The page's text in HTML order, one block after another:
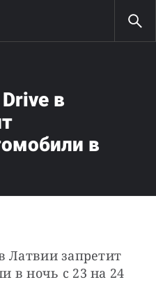
в
в
Латвии запретит
в ночь с 23 на 24